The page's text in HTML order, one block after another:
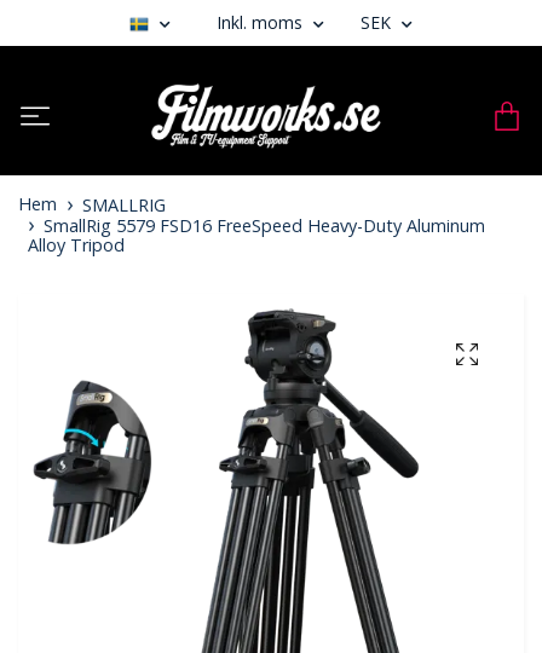
Inkl. moms SEK
Hem
SMALLRIG
SmallRig 5579 FSD16 FreeSpeed Heavy-Duty Aluminum
Alloy Tripod